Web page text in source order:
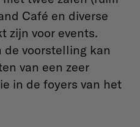
Café en diverse
zijn voor events.
de voorstelling kan
van een zeer
in de foyers van het